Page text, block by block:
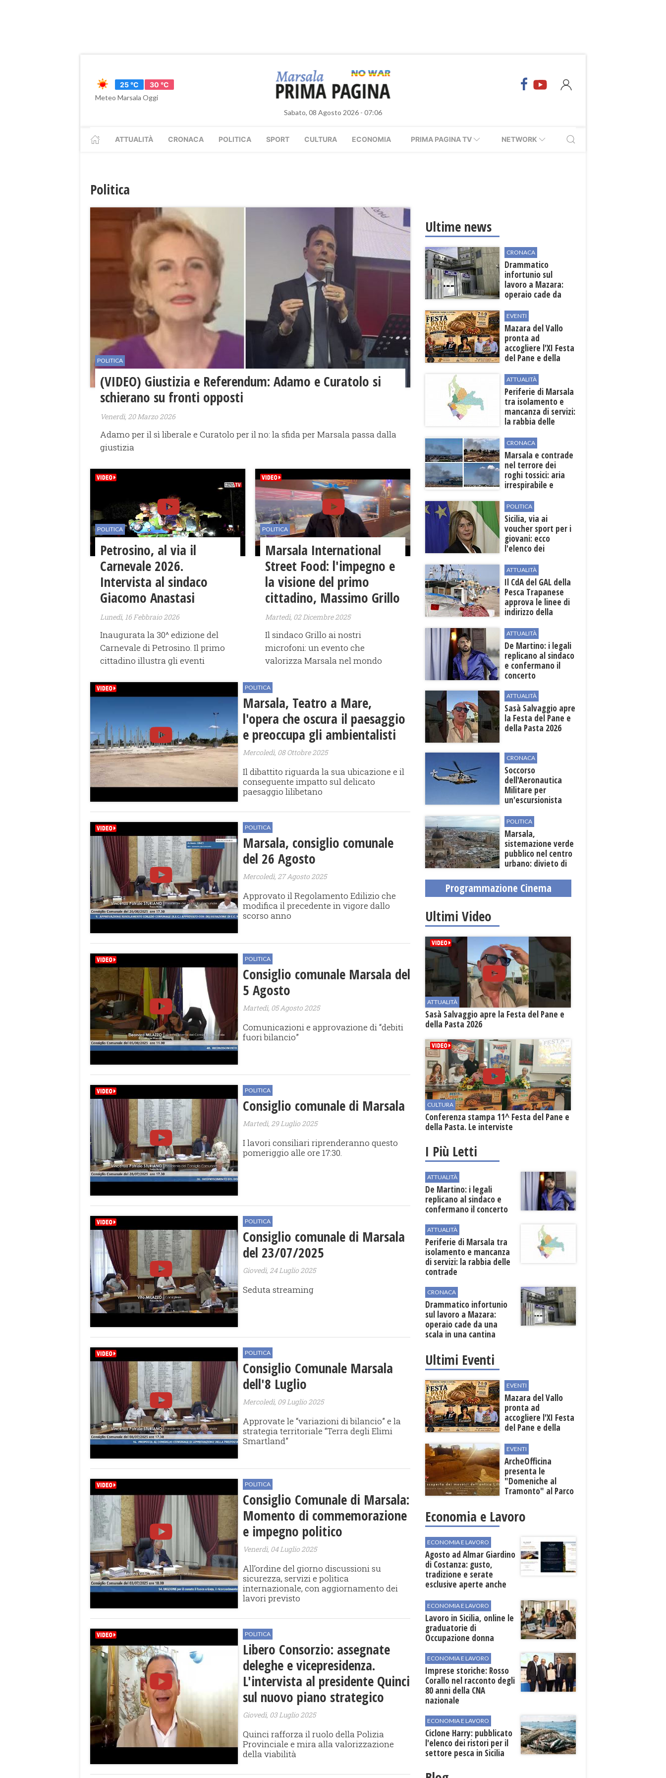
25 °C
30 °C
Meteo Marsala Oggi
Sabato, 08 Agosto 2026 - 07:06
ATTUALITÀ CRONACA POLITICA SPORT CULTURA ECONOMIA PRIMA PAGINA TV NETWORK
Politica
POLITICA
(VIDEO) Giustizia e Referendum: Adamo e Curatolo si
schierano su fronti opposti
Venerdì, 20 Marzo 2026
Adamo per il sì liberale e Curatolo per il no: la sfida per Marsala passa dalla
giustizia
POLITICA
Petrosino, al via il
Carnevale 2026.
Intervista al sindaco
Giacomo Anastasi
Lunedì, 16 Febbraio 2026
Inaugurata la 30^ edizione del
Carnevale di Petrosino. Il primo
cittadino illustra gli eventi
POLITICA
Marsala International
Street Food: l'impegno e
la visione del primo
cittadino, Massimo Grillo
Martedì, 02 Dicembre 2025
Il sindaco Grillo ai nostri
microfoni: un evento che
valorizza Marsala nel mondo
POLITICA
Marsala, Teatro a Mare,
l'opera che oscura il paesaggio
e preoccupa gli ambientalisti
Mercoledì, 08 Ottobre 2025
Il dibattito riguarda la sua ubicazione e il
conseguente impatto sul delicato
paesaggio lilibetano
POLITICA
Marsala, consiglio comunale
del 26 Agosto
Mercoledì, 27 Agosto 2025
Approvato il Regolamento Edilizio che
modifica il precedente in vigore dallo
scorso anno
POLITICA
Consiglio comunale Marsala del
5 Agosto
Martedì, 05 Agosto 2025
Comunicazioni e approvazione di “debiti
fuori bilancio”
POLITICA
Consiglio comunale di Marsala
Martedì, 29 Luglio 2025
I lavori consiliari riprenderanno questo
pomeriggio alle ore 17:30.
POLITICA
Consiglio comunale di Marsala
del 23/07/2025
Giovedì, 24 Luglio 2025
Seduta streaming
POLITICA
Consiglio Comunale Marsala
dell'8 Luglio
Mercoledì, 09 Luglio 2025
Approvate le “variazioni di bilancio” e la
strategia territoriale “Terra degli Elimi
Smartland”
POLITICA
Consiglio Comunale di Marsala:
Momento di commemorazione
e impegno politico
Venerdì, 04 Luglio 2025
All’ordine del giorno discussioni su
sicurezza, servizi e politica
internazionale, con aggiornamento dei
lavori previsto
POLITICA
Libero Consorzio: assegnate
deleghe e vicepresidenza.
L'intervista al presidente Quinci
sul nuovo piano strategico
Giovedì, 03 Luglio 2025
Quinci rafforza il ruolo della Polizia
Provinciale e mira alla valorizzazione
della viabilità
Ultime news
CRONACA
Drammatico
infortunio sul
lavoro a Mazara:
operaio cade da
cantina vinicola
EVENTI
Mazara del Vallo
pronta ad
accogliere l'XI Festa
del Pane e della
ATTUALITÀ
Periferie di Marsala
tra isolamento e
mancanza di servizi:
la rabbia delle
CRONACA
Marsala e contrade
nel terrore dei
roghi tossici: aria
irrespirabile e
POLITICA
Sicilia, via ai
voucher sport per i
giovani: ecco
l'elenco dei
ATTUALITÀ
Il CdA del GAL della
Pesca Trapanese
approva le linee di
indirizzo della
territoriale di
sviluppo
ATTUALITÀ
De Martino: i legali
replicano al sindaco
e confermano il
concerto
ATTUALITÀ
Sasà Salvaggio apre
la Festa del Pane e
della Pasta 2026
CRONACA
Soccorso
dell'Aeronautica
Militare per
un'escursionista
dello Zingaro
POLITICA
Marsala,
sistemazione verde
pubblico nel centro
urbano: divieto di
interessate
Programmazione Cinema
Ultimi Video
ATTUALITÀ
Sasà Salvaggio apre la Festa del Pane e
della Pasta 2026
CULTURA
Conferenza stampa 11^ Festa del Pane e
della Pasta. Le interviste
I Più Letti
ATTUALITÀ
De Martino: i legali
replicano al sindaco e
confermano il concerto
ATTUALITÀ
Periferie di Marsala tra
isolamento e mancanza
di servizi: la rabbia delle
contrade
CRONACA
Drammatico infortunio
sul lavoro a Mazara:
operaio cade da una
scala in una cantina
Ultimi Eventi
EVENTI
Mazara del Vallo
pronta ad
accogliere l'XI Festa
del Pane e della
EVENTI
ArcheOfficina
presenta le
"Domeniche al
Tramonto" al Parco
Economia e Lavoro
ECONOMIA E LAVORO
Agosto ad Almar Giardino
di Costanza: gusto,
tradizione e serate
esclusive aperte anche
ECONOMIA E LAVORO
Lavoro in Sicilia, online le
graduatorie di
Occupazione donna
ECONOMIA E LAVORO
Imprese storiche: Rosso
Corallo nel racconto degli
80 anni della CNA
nazionale
ECONOMIA E LAVORO
Ciclone Harry: pubblicato
l'elenco dei ristori per il
settore pesca in Sicilia